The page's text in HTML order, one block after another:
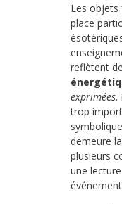
Les objets
place
reflètent
exprimées.
trop
demeure
plusieurs
une